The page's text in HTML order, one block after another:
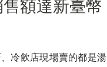
額達新臺幣
冷飲店現場賣的都是湯